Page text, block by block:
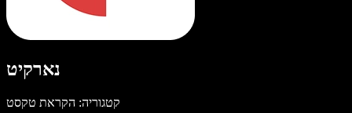
נארקיט
קטגוריה: הקראת טקסט